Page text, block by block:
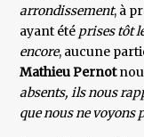
arrondissement, à
ayant été prises tôt
encore, aucune
Mathieu Pernot
absents, ils nous
que nous ne voyons